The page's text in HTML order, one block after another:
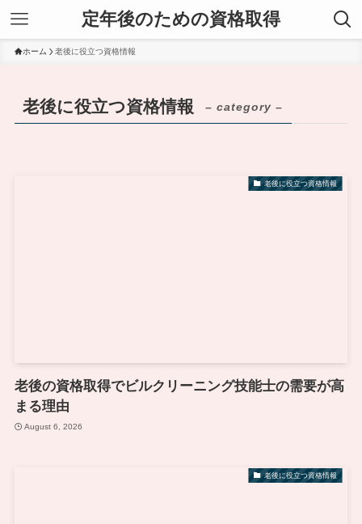
定年後のための資格取得
ホーム 老後に役立つ資格情報
老後に役立つ資格情報 – category –
老後に役立つ資格情報
老後の資格取得でビルクリーニング技能士の需要が高
まる理由
August 6, 2026
老後に役立つ資格情報